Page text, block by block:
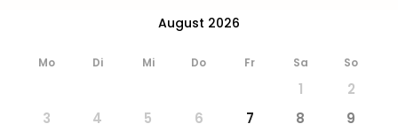
August 2026
Mo Di Mi Do Fr Sa So
1
2
3
4 5 6 7 8 9